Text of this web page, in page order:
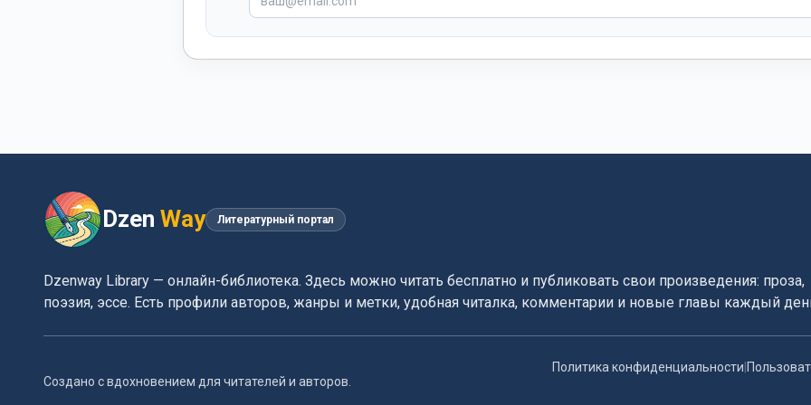
Dzen Way Литературный портал
Dzenway Library — онлайн-библиотека. Здесь можно читать бесплатно и публиковать свои произведения: проза,
поэзия, эссе. Есть профили авторов, жанры и метки, удобная читалка, комментарии и новые главы каждый
Создано с вдохновением для читателей и авторов.
Политика конфиденциальности